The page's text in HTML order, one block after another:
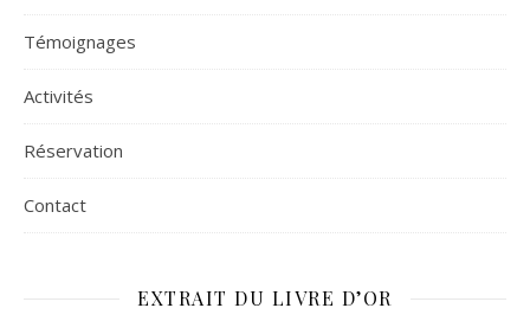
Témoignages
Activités
Réservation
Contact
EXTRAIT DU LIVRE D’OR